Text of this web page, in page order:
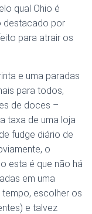
qual Ohio é
destacado por
para atrair os
e uma paradas
para todos,
de doces –
taxa de uma loja
fudge diário de
o
esta é que não há
em uma
escolher os
e talvez